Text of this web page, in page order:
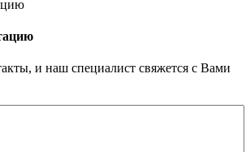
и наш специалист свяжется с Вами